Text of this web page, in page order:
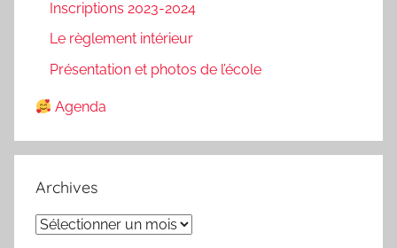
Inscriptions 2023-2024
Le règlement intérieur
Présentation et photos de l’école
Agenda
Archives
Archives